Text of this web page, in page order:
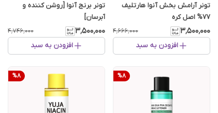
تونر آرامش بخش آنوا هارتلیف
۷۷% اصل کره
۳٬۵۰۰٬۰۰۰ ۴٬۶۶۶٬۰۰۰
افزودن به سبد
تونر برنج آنوا [روشن کننده و
آبرسان]
۳٬۵۰۰٬۰۰۰ ۴٬۷۴۶٬۰۰۰
افزودن به سبد
%8
%8